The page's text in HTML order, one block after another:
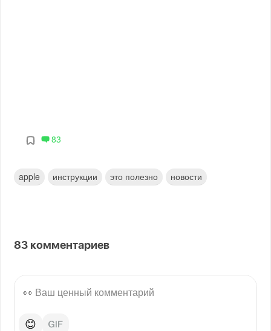
83
apple инструкции это полезно новости
83 комментариев
😊